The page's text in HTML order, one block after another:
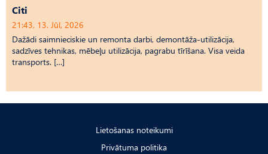
Citi
21:43, 13. Jūl, 2026
Dažādi saimnieciskie un remonta darbi, demontāža-utilizācija,
sadzīves tehnikas, mēbeļu utilizācija, pagrabu tīrīšana. Visa veida
transports. […]
Lietošanas noteikumi
Privātuma politika